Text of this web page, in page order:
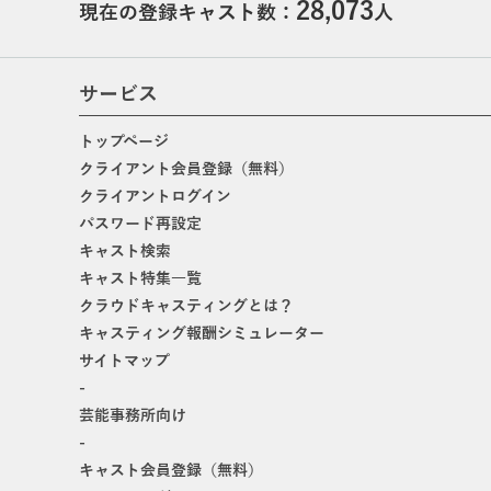
現在の登録キャスト数： 28,073人
サービス
トップページ
クライアント会員登録（無料）
クライアントログイン
パスワード再設定
キャスト検索
キャスト特集一覧
クラウドキャスティングとは？
キャスティング報酬シミュレーター
サイトマップ
-
芸能事務所向け
-
キャスト会員登録（無料）